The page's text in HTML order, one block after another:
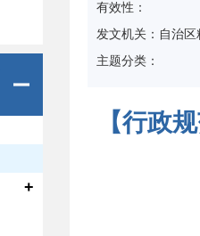
+
有效性：
发文机关：自治
主题分类：
【行政